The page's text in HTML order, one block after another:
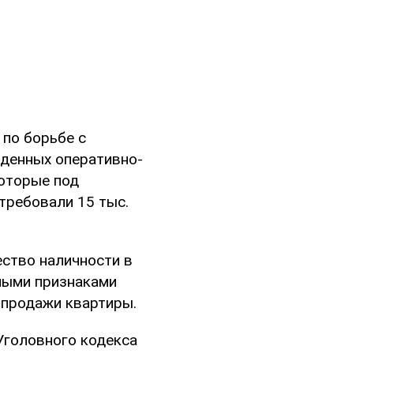
борьбе с
оперативно-
под
15 тыс.
наличности в
признаками
квартиры.
кодекса